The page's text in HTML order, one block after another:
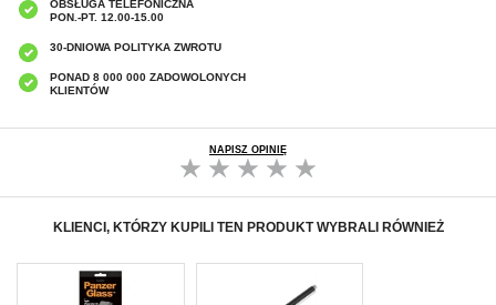
OBSŁUGA TELEFONICZNA
PON.-PT. 12.00-15.00
30-DNIOWA POLITYKA ZWROTU
PONAD 8 000 000 ZADOWOLONYCH
KLIENTÓW
NAPISZ OPINIĘ
KLIENCI, KTÓRZY KUPILI TEN PRODUKT WYBRALI RÓWNIEŻ